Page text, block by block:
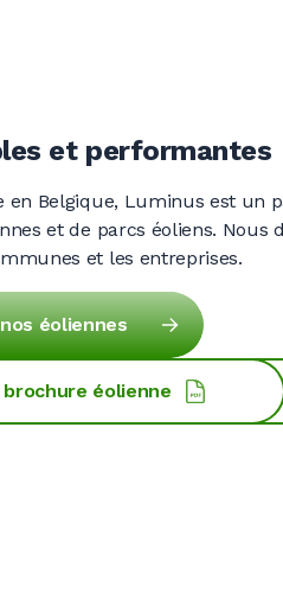
0
et performantes
en Belgique, Luminus est un
et de parcs éoliens. Nous
et les entreprises.
éoliennes
éolienne